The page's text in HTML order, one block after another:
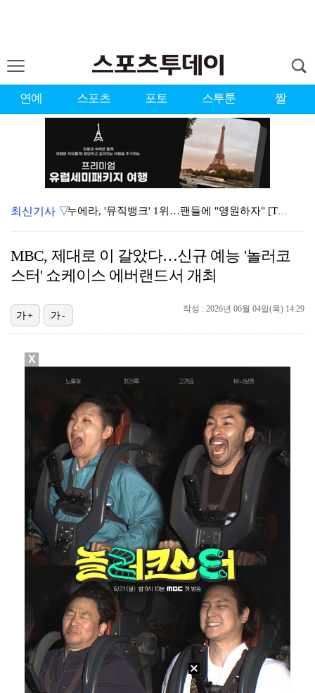
연예 스포츠 포토 스투툰 짤
누에라, '뮤직뱅크' 1위…팬들에 "영원하자" [TV캡…
폭발까지 5분…안보현·정은채, 목숨 건 사투 시작(재벌…
대한축구협회의 '심판 성접대'…최악의 경우 런던 올림픽…
태국에서 새 도전 시작하는 박항서 감독 "원팀 만들어 …
'1라운드 115위' 김민별, 2라운드 7타 줄이며 7…
최신기사 ▽
MBC, 제대로 이 갈았다…신규 예능 '놀러코
스터' 쇼케이스 에버랜드서 개최
작성 : 2026년 06월 04일(목) 14:29
가+ 가-
X